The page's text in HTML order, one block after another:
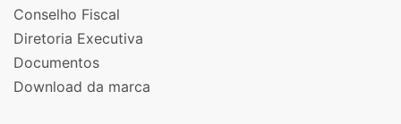
Conselho Fiscal
Diretoria Executiva
Documentos
Download da marca